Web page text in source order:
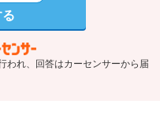
われ、回答はカーセンサーから届